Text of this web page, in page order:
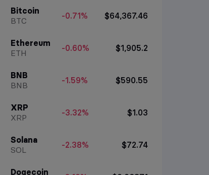
Bitcoin
BTC
-0.71% $64,367.46
Ethereum
ETH
-0.60% $1,905.2
BNB
BNB
-1.59% $590.55
XRP
XRP
-3.32% $1.03
Solana
SOL
-2.38% $72.74
Dogecoin